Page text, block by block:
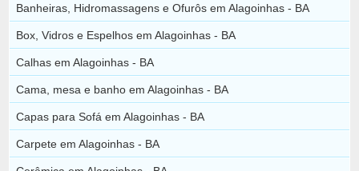
Banheiras, Hidromassagens e Ofurôs em Alagoinhas - BA
Box, Vidros e Espelhos em Alagoinhas - BA
Calhas em Alagoinhas - BA
Cama, mesa e banho em Alagoinhas - BA
Capas para Sofá em Alagoinhas - BA
Carpete em Alagoinhas - BA